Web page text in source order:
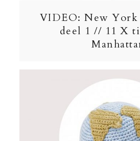
VIDEO: New
deel 1 // 11 X